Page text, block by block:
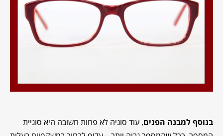
בנוסף למבנה הפנים, עוד סוגיה לא פחות חשובה היא סוגיית